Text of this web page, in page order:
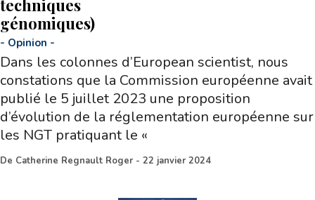
techniques
génomiques)
- Opinion -
Dans les colonnes d’European scientist, nous
constations que la Commission européenne avait
publié le 5 juillet 2023 une proposition
d’évolution de la réglementation européenne sur
les NGT pratiquant le «
De Catherine Regnault Roger - 22 janvier 2024